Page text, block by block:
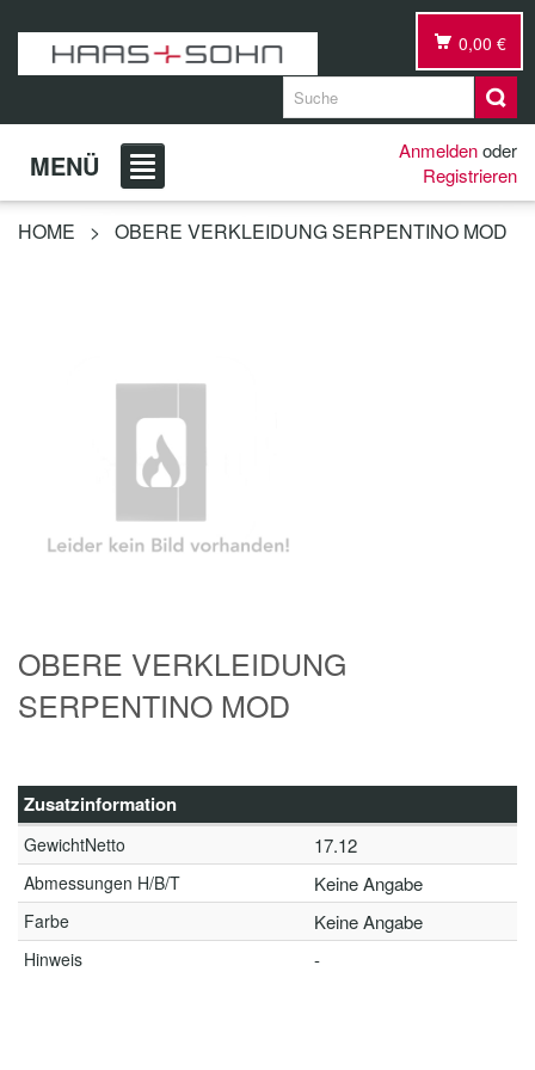
0,00 €
MENÜ Anmeldenoder
Registrieren
HOME > OBERE VERKLEIDUNG SERPENTINO MOD
OBERE VERKLEIDUNG
SERPENTINO MOD
Zusatzinformation
GewichtNetto 17.12
Abmessungen H/B/T Keine Angabe
Farbe Keine Angabe
Hinweis -